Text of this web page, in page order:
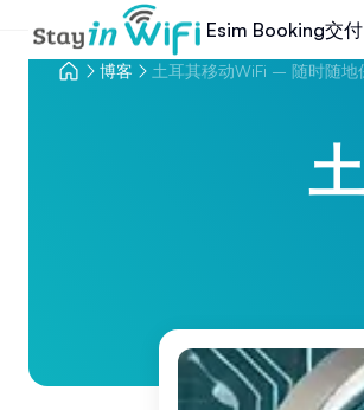
Esim Booking交
博客 土耳其移动WiFi – 随时随